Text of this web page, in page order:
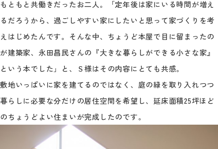
もともと共働きだったお二人。「定年後は家にいる時間が増え
るだろうから、過ごしやすい家にしたいと思って家づくりを考
えはじめたんです。そんな中、ちょうど本屋で目に留まったの
が建築家、永田昌民さんの『大きな暮らしができる小さな家』
という本でした」と、Ｓ様はその内容にとても共感。
敷地いっぱいに家を建てるのではなく、庭の緑を取り入れつつ
暮らしに必要な分だけの居住空間を希望し、延床面積25坪ほど
のちょうどよい住まいが完成したのです。